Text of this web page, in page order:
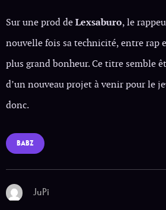
Sur une prod deLexsaburo, le
nouvelle fois sa technicité, entre rap
plus grand bonheur. Ce titre semble
d’un nouveau projet à venir pour le
donc.
BABZ
JuPi